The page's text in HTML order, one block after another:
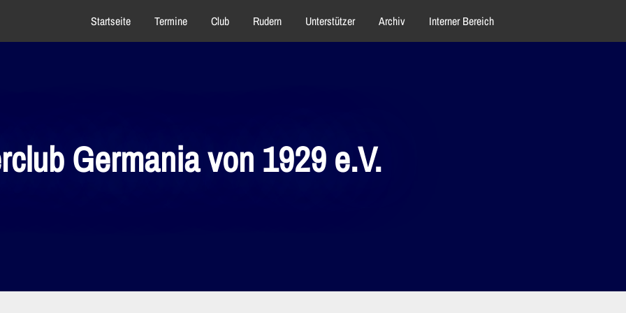
Startseite Termine Club Rudern Unterstützer Archiv Interner Bereich
Germania von 1929 e.V.